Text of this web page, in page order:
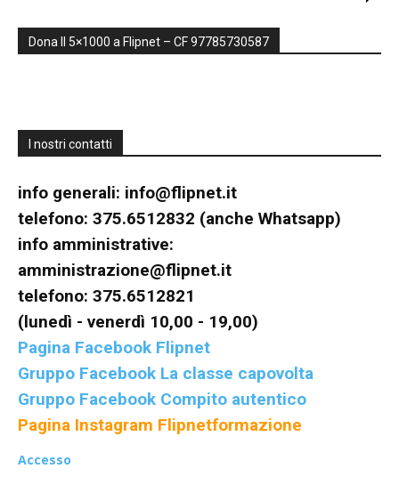
sulle
attive,
inclusive,
Dona Il 5×1000 a Flipnet – CF 97785730587
I nostri contatti
info generali: info@flipnet.it
telefono: 375.6512832 (anche Whatsapp)
info amministrative:
amministrazione@flipnet.it
telefono: 375.6512821
(lunedì - venerdì 10,00 - 19,00)
Pagina Facebook Flipnet
Gruppo Facebook La classe capovolta
Gruppo Facebook Compito autentico
Pagina Instagram Flipnetformazione
Accesso